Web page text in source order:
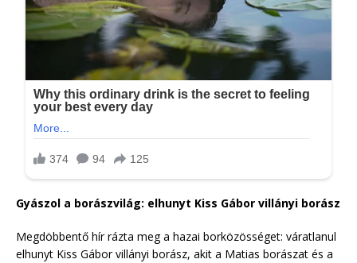
Gyászol a borászvilág: elhunyt Kiss Gábor villányi borász
Megdöbbentő hír rázta meg a hazai borközösséget: váratlanul
elhunyt Kiss Gábor villányi borász, akit a Matias borászat és a